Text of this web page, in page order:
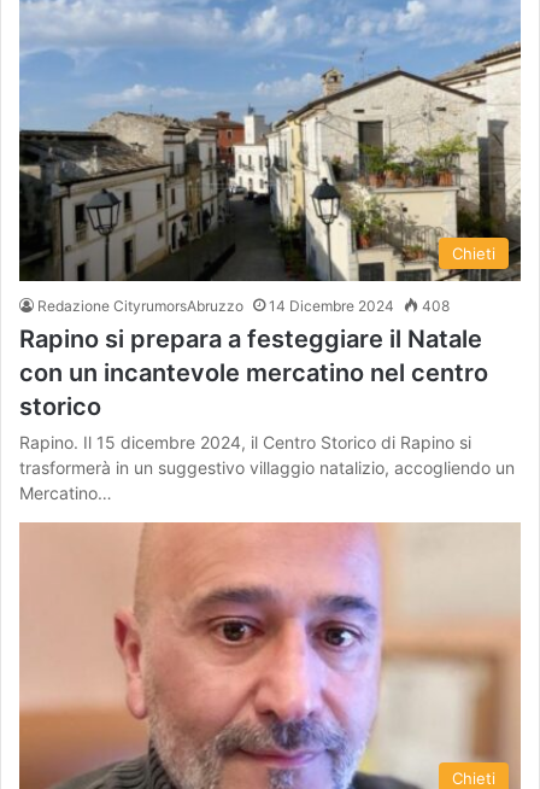
Chieti
Redazione CityrumorsAbruzzo 14 Dicembre 2024 408
Rapino si prepara a festeggiare il Natale
con un incantevole mercatino nel centro
storico
Rapino. Il 15 dicembre 2024, il Centro Storico di Rapino si
trasformerà in un suggestivo villaggio natalizio, accogliendo un
Mercatino…
Chieti